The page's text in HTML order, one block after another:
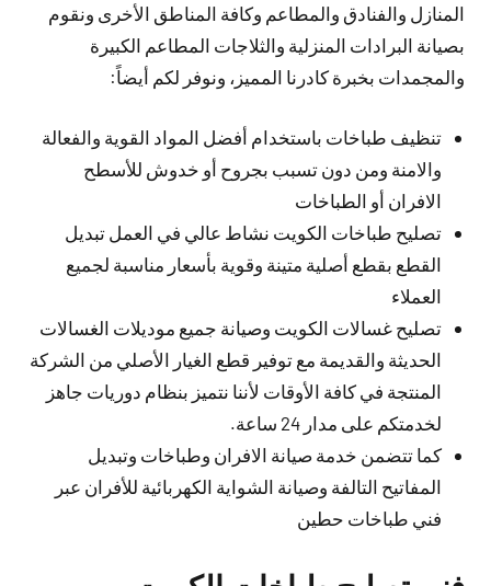
المنازل والفنادق والمطاعم وكافة المناطق الأخرى ونقوم
بصيانة البرادات المنزلية والثلاجات المطاعم الكبيرة
والمجمدات بخبرة كادرنا المميز، ونوفر لكم أيضاً:
تنظيف طباخات باستخدام أفضل المواد القوية والفعالة
والامنة ومن دون تسبب بجروح أو خدوش للأسطح
الافران أو الطباخات
تصليح طباخات الكويت نشاط عالي في العمل تبديل
القطع بقطع أصلية متينة وقوية بأسعار مناسبة لجميع
العملاء
تصليح غسالات الكويت وصيانة جميع موديلات الغسالات
الحديثة والقديمة مع توفير قطع الغيار الأصلي من الشركة
المنتجة في كافة الأوقات لأننا نتميز بنظام دوريات جاهز
لخدمتكم على مدار 24 ساعة.
كما تتضمن خدمة صيانة الافران وطباخات وتبديل
المفاتيح التالفة وصيانة الشواية الكهربائية للأفران عبر
فني طباخات حطين